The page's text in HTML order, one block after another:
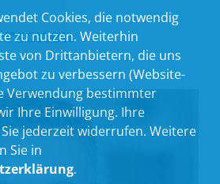
Cookies, die notwendig
zu nutzen. Weiterhin
von Drittanbietern, die uns
zu verbessern (Website-
Verwendung bestimmter
Ihre Einwilligung. Ihre
jederzeit widerrufen. Weitere
Sie in
.